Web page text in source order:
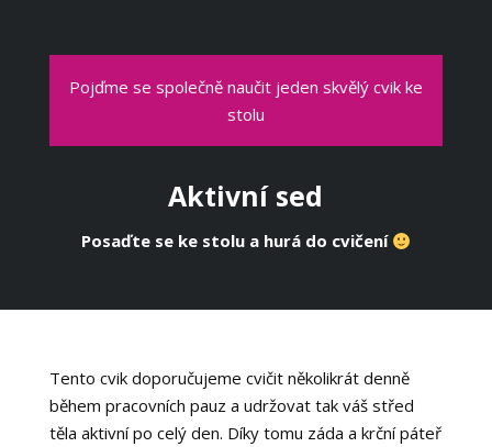
Pojďme se společně naučit jeden skvělý cvik ke
stolu
Aktivní sed
Posaďte se ke stolu a hurá do cvičení
Tento cvik doporučujeme cvičit několikrát denně
během pracovních pauz a udržovat tak váš střed
těla aktivní po celý den. Díky tomu záda a krční páteř